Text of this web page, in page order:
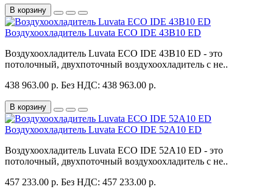
В корзину
Воздухоохладитель Luvata ECO IDE 43B10 ED
Воздухоохладитель Luvata ECO IDE 43B10 ED - это
потолочный, двухпоточный воздухоохладитель с не..
438 963.00 р. Без НДС: 438 963.00 р.
В корзину
Воздухоохладитель Luvata ECO IDE 52A10 ED
Воздухоохладитель Luvata ECO IDE 52A10 ED - это
потолочный, двухпоточный воздухоохладитель с не..
457 233.00 р. Без НДС: 457 233.00 р.